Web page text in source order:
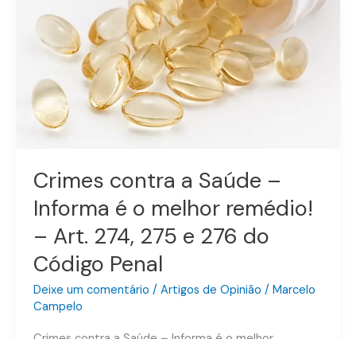
Crimes contra a Saúde –
Informa é o melhor remédio!
– Art. 274, 275 e 276 do
Código Penal
Deixe um comentário / Artigos de Opinião / Marcelo
Campelo
–
Informa
melhor
remédio!
274,
275
Código
Penal